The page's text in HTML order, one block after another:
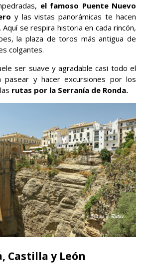
el famoso Puente Nuevo
y las vistas panorámicas te hacen
se respira historia en cada rincón,
la plaza de toros más antigua de
colgantes.
ser suave y agradable casi todo el
pasear y hacer excursiones por los
rutas por la Serranía de Ronda.
Castilla y León